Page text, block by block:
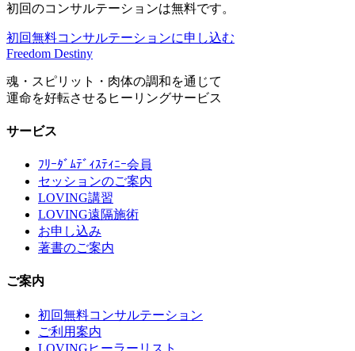
初回のコンサルテーションは無料です。
初回無料コンサルテーションに申し込む
Freedom Destiny
魂・スピリット・肉体の調和を通じて
運命を好転させるヒーリングサービス
サービス
ﾌﾘｰﾀﾞﾑﾃﾞｨｽﾃｨﾆｰ会員
セッションのご案内
LOVING講習
LOVING遠隔施術
お申し込み
著書のご案内
ご案内
初回無料コンサルテーション
ご利用案内
LOVINGヒーラーリスト